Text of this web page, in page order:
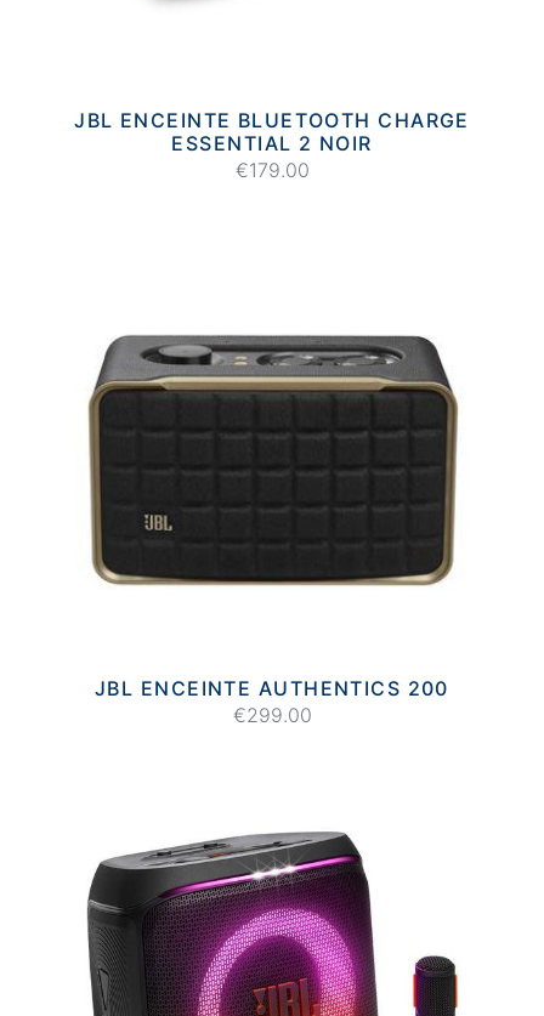
JBL ENCEINTE BLUETOOTH CHARGE
ESSENTIAL 2 NOIR
€179.00
JBL ENCEINTE AUTHENTICS 200
€299.00